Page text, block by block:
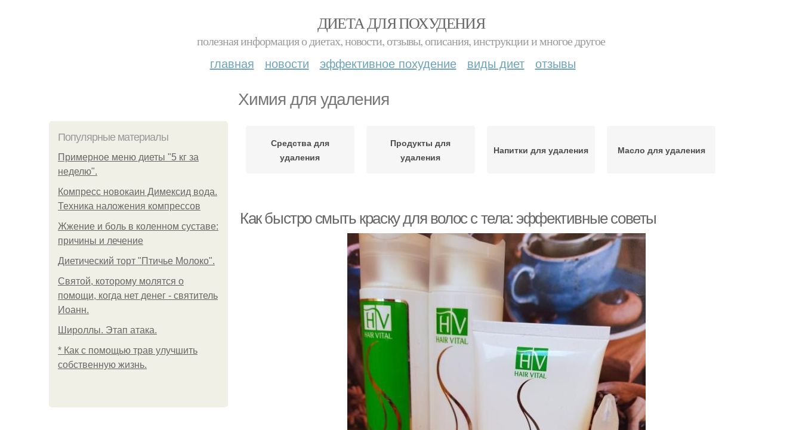
ДИЕТА ДЛЯ ПОХУДЕНИЯ
полезная информация о диетах, новости, отзывы, описания, инструкции и многое другое
главная новости эффективное похудение виды диет отзывы
Химия для удаления
Популярные материалы
Примерное меню диеты "5 кг за
неделю".
Компресс новокаин Димексид вода.
Техника наложения компрессов
Жжение и боль в коленном суставе:
причины и лечение
Диетический торт "Птичье Молоко".
Святой, которому молятся о
помощи, когда нет денег - святитель
Иоанн.
Широллы. Этап атака.
* Как с помощью трав улучшить
собственную жизнь.
Средства для
удаления
Продукты для
удаления
Напитки для удаления Масло для удаления
Как быстро смыть краску для волос с тела: эффективные советы